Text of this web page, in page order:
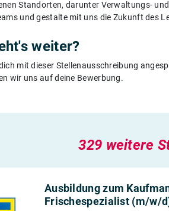
Standorten, darunter Verwaltungs-
und gestalte mit uns die Zukunft des
weiter?
mit dieser Stellenausschreibung
wir uns auf deine Bewerbung.
329 weitere
Ausbildung zum
Frischespezialist (m/w/